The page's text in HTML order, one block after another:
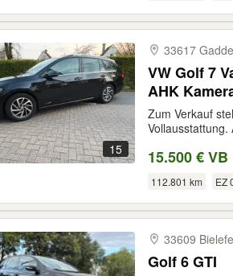
15
33617
VW Golf 7
AHK
Zum Verkauf
Vollausstattung.
15.500 € VB
112.801 km EZ
33609
Golf 6 GTI